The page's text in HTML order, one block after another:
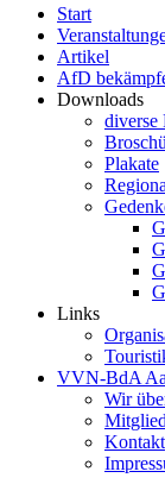
Start
Artikel
AfD
Downloads
diverse
Plakate
Links
VVN-BdA
Wir
Kontakt